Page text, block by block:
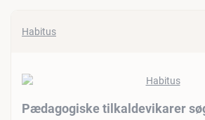
Habitus
Pædagogiske tilkaldevikarer